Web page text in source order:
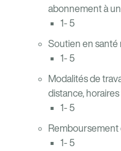
abonnement à
1- 5
Soutien en santé
1- 5
Modalités de
distance,
1- 5
Remboursement
1- 5